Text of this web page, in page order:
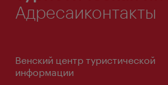
Адресаиконтакты
Венский центр туристической
информации